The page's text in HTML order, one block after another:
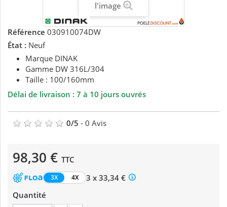
l'image
Référence 030910074DW
État : Neuf
Marque DINAK
Gamme DW 316L/304
Taille : 100/160mm
Délai de livraison : 7 à 10 jours ouvrés
0/5 - 0 Avis
98,30 € TTC
3X 4X
3 x 33,34 €
Quantité